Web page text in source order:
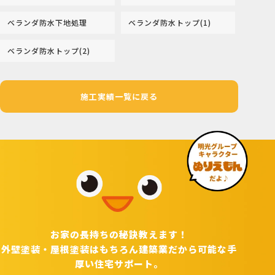
ベランダ防水下地処理 ベランダ防水トップ(1)
ベランダ防水トップ(2)
施工実績一覧に戻る
お家の長持ちの秘訣教えます！
外壁塗装・屋根塗装はもちろん建築業だから可能な手
厚い住宅サポート。